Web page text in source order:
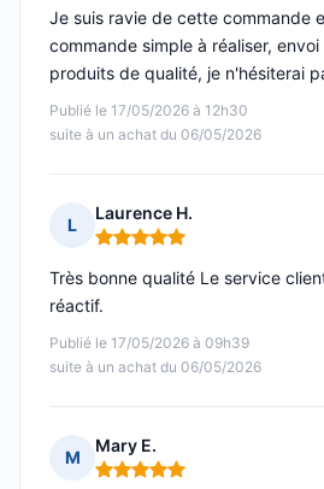
Publié le 17/05/2026 à 12h30
suite à un achat du 06/05/2026
Je suis ravie de cette commande
commande simple à réaliser,
produits de qualité, je n'hésiterai
L
Laurence H.
Note : 5 sur 5
Publié le 17/05/2026 à 09h39
suite à un achat du 06/05/2026
Très bonne qualité Le service
réactif.
M
Mary E.
Note : 5 sur 5